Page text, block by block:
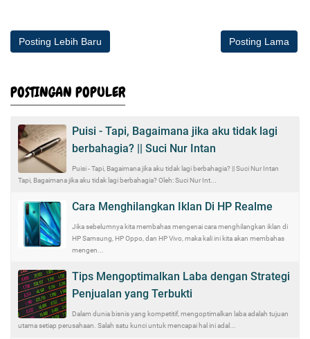
Posting Lebih Baru Posting Lama
POSTINGAN POPULER
Puisi - Tapi, Bagaimana jika aku tidak lagi
berbahagia? || Suci Nur Intan
Puisi - Tapi, Bagaimana jika aku tidak lagi berbahagia? || Suci Nur Intan
Tapi, Bagaimana jika aku tidak lagi berbahagia? Oleh: Suci Nur Int...
Cara Menghilangkan Iklan Di HP Realme
Jika sebelumnya kita membahas mengenai cara menghilangkan iklan di
HP Samsung, HP Oppo, dan HP Vivo, maka kali ini kita akan membahas
mengen...
Tips Mengoptimalkan Laba dengan Strategi
Penjualan yang Terbukti
Dalam dunia bisnis yang kompetitif, mengoptimalkan laba adalah tujuan
utama setiap perusahaan. Salah satu kunci untuk mencapai hal ini adal...